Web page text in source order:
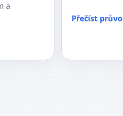
a
Přečíst